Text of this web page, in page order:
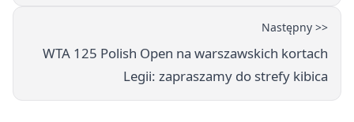
Następny >>
WTA 125 Polish Open na warszawskich kortach
Legii: zapraszamy do strefy kibica